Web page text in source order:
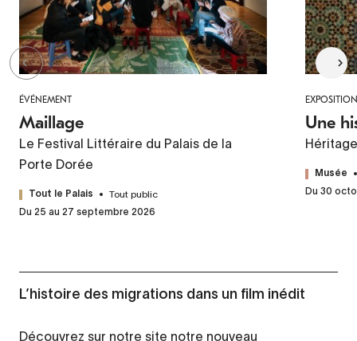
ÉVÉNEMENT
Maillage
Le Festival Littéraire du Palais de la
Porte Dorée
Tout le Palais
Tout public
Du 25 au 27 septembre 2026
Une
Musée
Du 30
L’histoire des migrations dans un film inédit
Découvrez sur notre site notre nouveau